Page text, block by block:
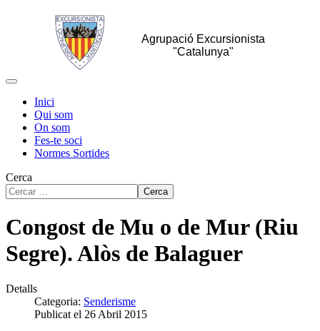
Agrupació Excursionista
"Catalunya"
Inici
Qui som
On som
Fes-te soci
Normes Sortides
Cerca
Cerca
Congost de Mu o de Mur (Riu
Segre). Alòs de Balaguer
Detalls
Categoria: Senderisme
Publicat el 26 Abril 2015